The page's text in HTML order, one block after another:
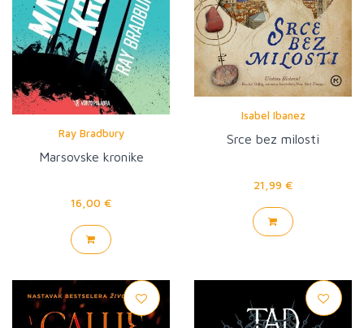
Ray Bradbury
Marsovske kronike
16,00 €
Isabel Ibanez
Srce bez milosti
21,99 €